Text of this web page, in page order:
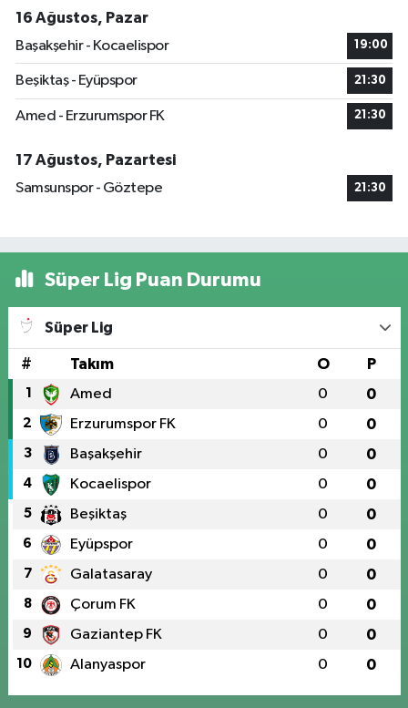
16 Ağustos, Pazar
Başakşehir - Kocaelispor
19:00
Beşiktaş - Eyüpspor 21:30
Amed - Erzurumspor FK 21:30
17 Ağustos, Pazartesi
Samsunspor - Göztepe
21:30
Süper Lig Puan Durumu
Süper Lig
# Takım O P
1 Amed 0 0
2 Erzurumspor FK 0 0
3 Başakşehir 0 0
4 Kocaelispor 0 0
5 Beşiktaş 0 0
6 Eyüpspor 0 0
7 Galatasaray 0 0
8 Çorum FK 0 0
9 Gaziantep FK 0 0
10 Alanyaspor 0 0